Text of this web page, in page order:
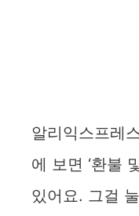
알리익스프레
에 보면 ‘환불
있어요. 그걸